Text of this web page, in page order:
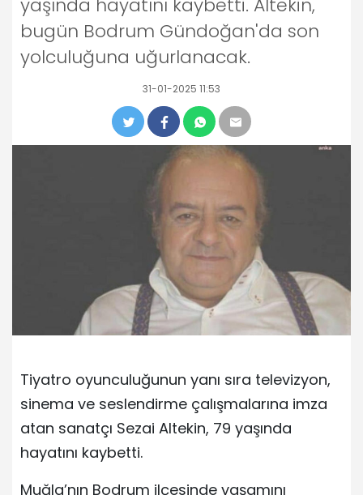
yaşında hayatını kaybetti. Altekin,
bugün Bodrum Gündoğan'da son
yolculuğuna uğurlanacak.
31-01-2025 11:53
Tiyatro oyunculuğunun yanı sıra televizyon,
sinema ve seslendirme çalışmalarına imza
atan sanatçı Sezai Altekin, 79 yaşında
hayatını kaybetti.
Muğla’nın Bodrum ilçesinde yaşamını